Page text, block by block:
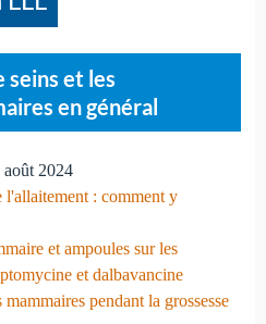
seins et les
en général
août 2024
l'allaitement : comment y
et ampoules sur les
et dalbavancine
pendant la grossesse